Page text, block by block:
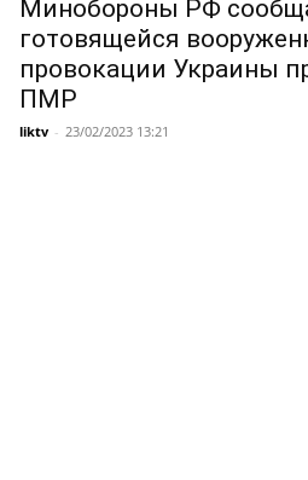
Минобороны РФ
готовящейся
провокации Украины
ПМР
liktv - 23/02/2023 13:21